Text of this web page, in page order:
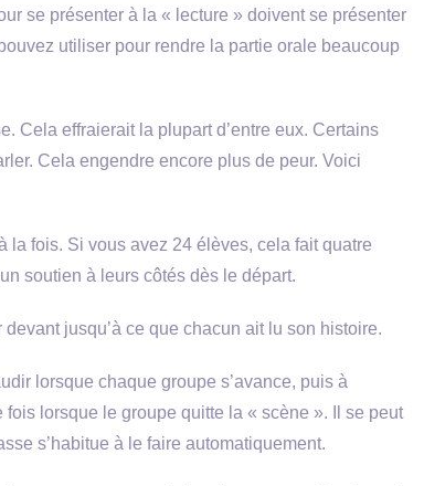
se présenter à la « lecture » doivent se présenter
utiliser pour rendre la partie orale beaucoup
Cela effraierait la plupart d’entre eux. Certains
Cela engendre encore plus de peur. Voici
la fois. Si vous avez 24 élèves, cela fait quatre
soutien à leurs côtés dès le départ.
jusqu’à ce que chacun ait lu son histoire.
lorsque chaque groupe s’avance, puis à
lorsque le groupe quitte la « scène ». Il se peut
s’habitue à le faire automatiquement.